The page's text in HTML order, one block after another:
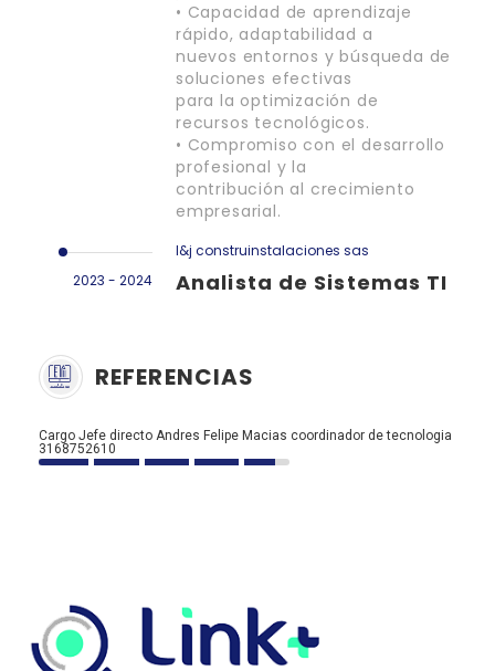
• Capacidad de aprendizaje
rápido, adaptabilidad a
nuevos entornos y búsqueda de
soluciones efectivas
para la optimización de
recursos tecnológicos.
• Compromiso con el desarrollo
profesional y la
contribución al crecimiento
empresarial.
2023 - 2024
l&j construinstalaciones sas
Analista de Sistemas TI
REFERENCIAS
Cargo Jefe directo Andres Felipe Macias coordinador de tecnologia
3168752610